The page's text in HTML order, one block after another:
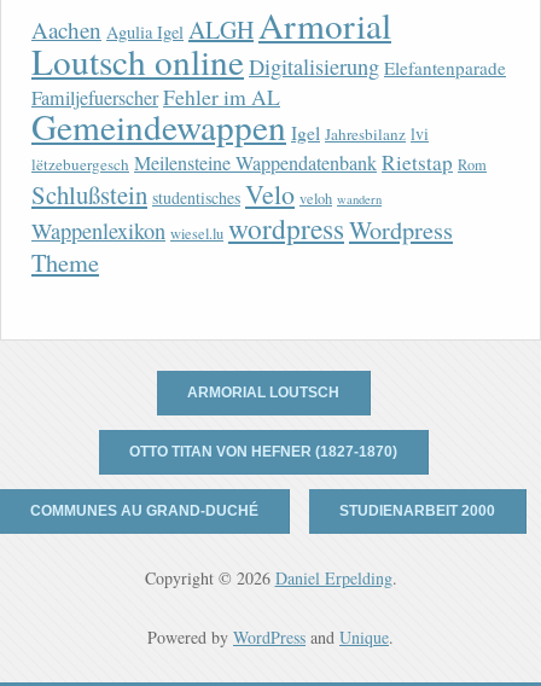
Aachen Agulia Igel ALGHArmorial
Loutsch onlineDigitalisierung Elefantenparade
FamiljefuerscherFehler im AL
Gemeindewappen Igel Jahresbilanz lvi
lëtzebuergesch Meilensteine WappendatenbankRietstap Rom
Schlußstein studentisches Velo veloh wandern
Wappenlexikon wiesel.lu wordpressWordpress
Theme
ARMORIAL LOUTSCH
OTTO TITAN VON HEFNER (1827-1870)
COMMUNES AU GRAND-DUCHÉ STUDIENARBEIT 2000
Copyright © 2026 Daniel Erpelding.
Powered by WordPress and Unique.